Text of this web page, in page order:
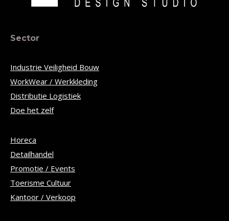
Sector
Industrie Veiligheid Bouw
WorkWear / Werkkleding
Distributie Logistiek
Doe het zelf
Horeca
Detailhandel
Promotie / Events
Toerisme Cultuur
Kantoor / Verkoop